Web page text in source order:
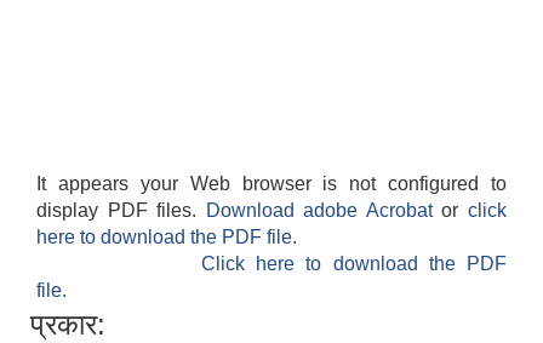
It appears your Web browser is not configured to
display PDF files.
Download adobe Acrobatorclick
here to download the PDF file.
Click here to download the PDF
file.
प्रकार: